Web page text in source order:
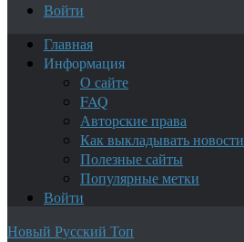
Войти
Главная
Информация
О сайте
FAQ
Авторские права
Как выкладывать новости
Полезные сайты
Популярные метки
Войти
Новый Русский Топ